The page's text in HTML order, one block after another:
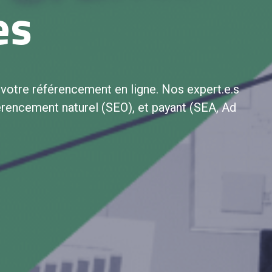
référencement en ligne. Nos expert.e.s
naturel (SEO), et payant (SEA, Ad